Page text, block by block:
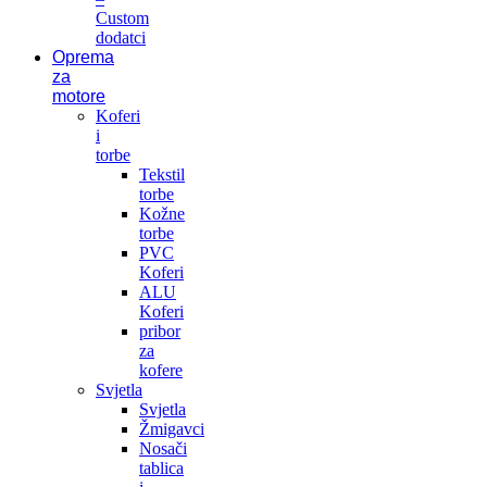
Custom
dodatci
Oprema
za
motore
Koferi
i
torbe
Tekstil
torbe
Kožne
torbe
PVC
Koferi
ALU
Koferi
pribor
za
kofere
Svjetla
Svjetla
Žmigavci
Nosači
tablica